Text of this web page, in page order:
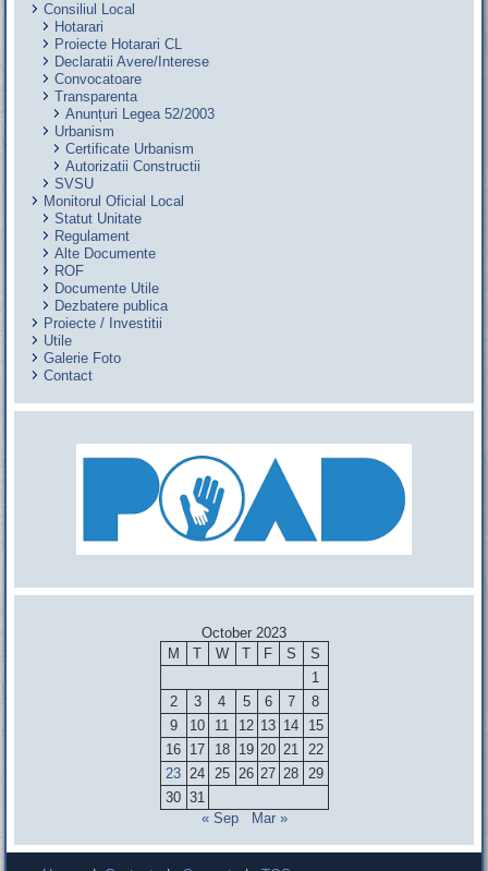
Consiliul Local
Hotarari
Proiecte Hotarari CL
Declaratii Avere/Interese
Convocatoare
Transparenta
Anunțuri Legea 52/2003
Urbanism
Certificate Urbanism
Autorizatii Constructii
SVSU
Monitorul Oficial Local
Statut Unitate
Regulament
Alte Documente
ROF
Documente Utile
Dezbatere publica
Proiecte / Investitii
Utile
Galerie Foto
Contact
October 2023
M
T W T F S
S
1
2
3 4 5 6 7
8
9
10 11 12 13 14
15
16 17 18 19 20 21 22
23 24 25 26 27 28 29
30 31
« Sep
Mar »